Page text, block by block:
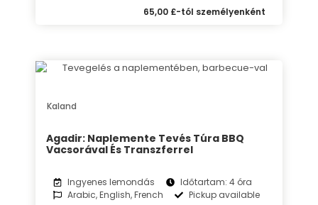
65,00 £-tól személyenként
Kaland
Agadir: Naplemente Tevés Túra BBQ
Vacsorával És Transzferrel
Ingyenes lemondás
Időtartam: 4 óra
Arabic, English, French
Pickup available